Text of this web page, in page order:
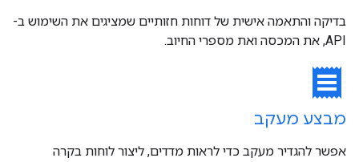
בדיקה והתאמה אישית של דוחות חזותיים שמציגים את השימוש ב-
API, את המכסה ואת מספרי החיוב.
receipt
מבצע מעקב
אפשר להגדיר מעקב כדי לראות מדדים, ליצור לוחות בקרה